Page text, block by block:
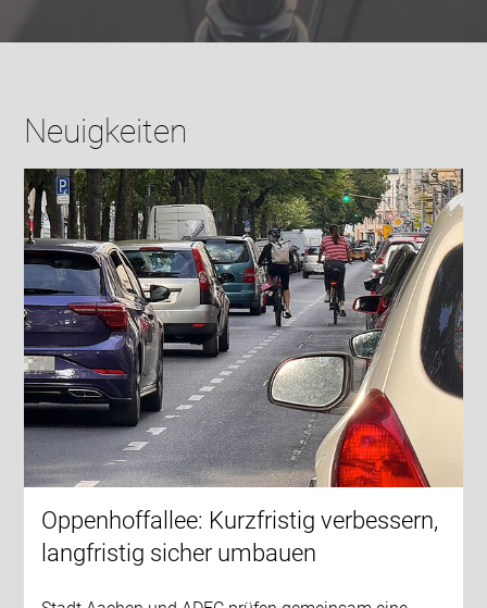
Neuigkeiten
Oppenhoffallee: Kurzfristig verbessern,
langfristig sicher umbauen